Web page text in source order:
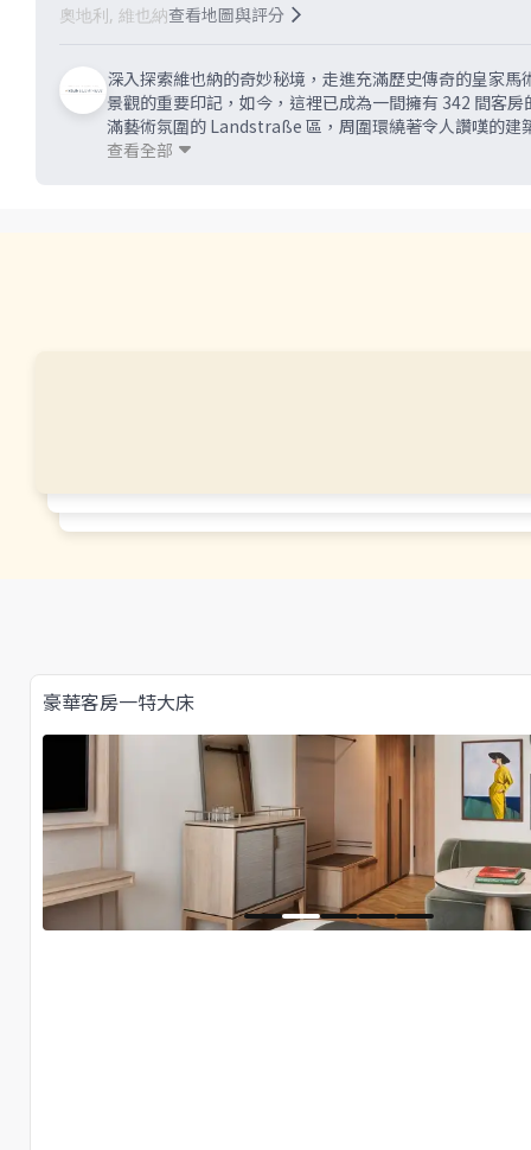
奧地利, 維也納查看地圖與評分
深入探索維也納的奇妙秘境，走進充滿歷史傳奇的皇家
景觀的重要印記，如今，這裡已成為一間擁有 342 間客
滿藝術氛圍的 Landstraße 區，周圍環繞著令人讚嘆的建
節——從馬廄靈感設計的地板，到滿溢蘋果元素的驚喜，
查看全部
豪華客房一特大床